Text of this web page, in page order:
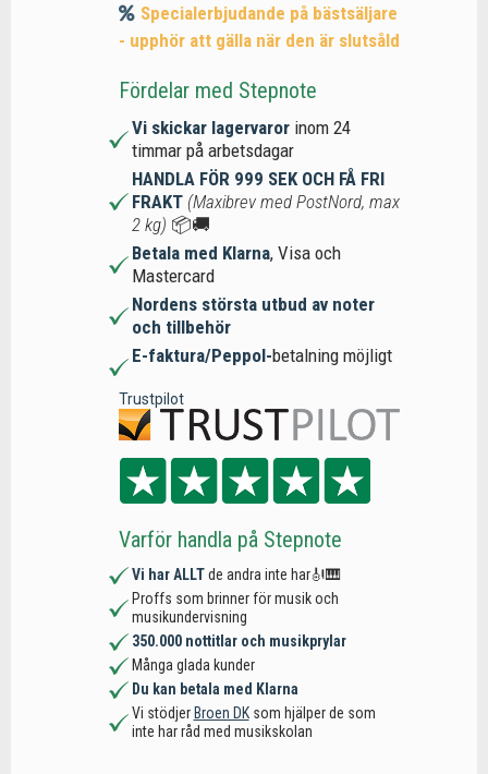
Specialerbjudande på bästsäljare
- upphör att gälla när den är slutsåld
Fördelar med Stepnote
Vi skickar lagervaror inom 24
timmar på arbetsdagar
HANDLA FÖR 999 SEK OCH FÅ FRI
FRAKT (Maxibrev med PostNord, max
2 kg) 📦🚚
Betala med Klarna, Visa och
Mastercard
Nordens största utbud av noter
och tillbehör
E-faktura/Peppol-betalning möjligt
Trustpilot
Varför handla på Stepnote
Vi har ALLTde andra inte har🎻🎹
Proffs som brinner för musik och
musikundervisning
350.000 nottitlar och musikprylar
Många glada kunder
Du kan betala med Klarna
Vi stödjer Broen DKsom hjälper de som
inte har råd med musikskolan